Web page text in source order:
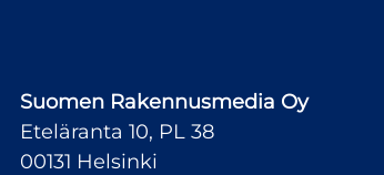
Suomen Rakennusmedia Oy
Eteläranta 10, PL 38
00131 Helsinki